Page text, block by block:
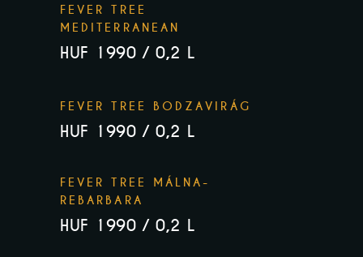
FEVER TREE
MEDITERRANEAN
HUF 1990 / 0,2 L
FEVER TREE BODZAVIRÁG
HUF 1990 / 0,2 L
FEVER TREE MÁLNA-
REBARBARA
HUF 1990 / 0,2 L